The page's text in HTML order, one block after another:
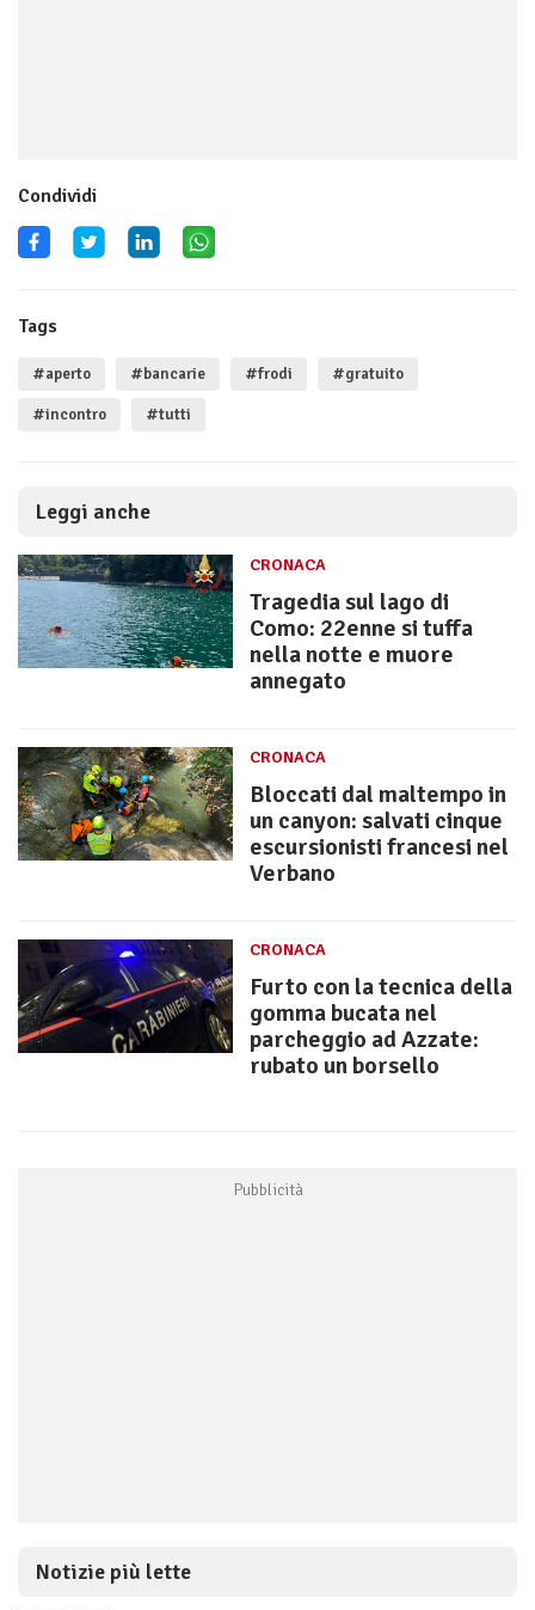
Condividi
Tags
#aperto #bancarie #frodi #gratuito
#incontro #tutti
Leggi anche
CRONACA
Tragedia sul lago di
Como: 22enne si tuffa
nella notte e muore
annegato
CRONACA
Bloccati dal maltempo in
un canyon: salvati cinque
escursionisti francesi nel
Verbano
CRONACA
Furto con la tecnica della
gomma bucata nel
parcheggio ad Azzate:
rubato un borsello
Notizie più lette